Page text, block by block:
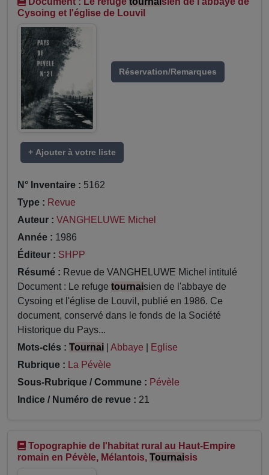
Cysoing et l'église de Louvil
Réservation/Remarques
+ Ajouter à votre liste
N° Inventaire : 5162
Type : Revue
Auteur : VANGHELUWE Michel
Année : 1986
Éditeur : SHPP
Résumé : Revue de VANGHELUWE Michel intitulé
Document : Le refuge tournaisien de l'abbaye de
Cysoing et l'église de Louvil, publié en 1986. Ce
document, conservé dans le fonds de la Société
Historique du Pays...
Mots-clés : Tournai Abbaye
Eglise
Rubrique : La Pévèle
Sous-Rubrique / Commune : Pévèle
Indice / Numéro de revue : 21
Topographie de l'habitat rural au Haut-Empire
romain en Pévèle, Mélantois, Tournaisis